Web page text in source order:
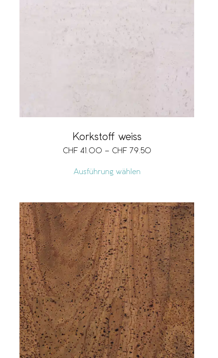
Korkstoff weiss
CHF 41.00 – CHF 79.50
Ausführung wählen